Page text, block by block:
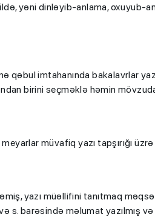
yəni dinləyib-anlama, oxuyub-
imtahanında bakalavrlar
birini seçməklə həmin
müvafiq yazı tapşırığı
yazı müəllifini tanıtmaq
və s. barəsində məlumat yazılmış